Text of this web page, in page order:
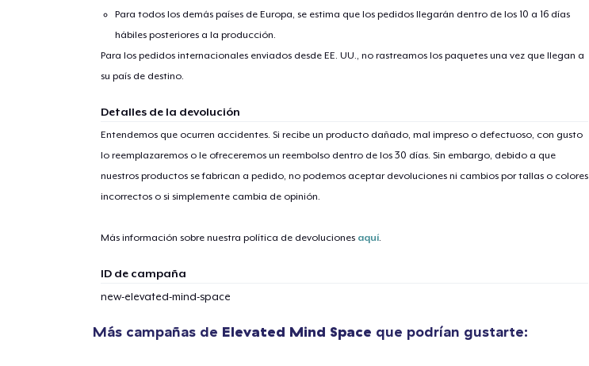
Para todos los demás países de Europa, se estima que los pedidos llegarán dentro de los 10 a 16 días
hábiles posteriores a la producción.
Para los pedidos internacionales enviados desde EE. UU., no rastreamos los paquetes una vez que llegan a
su país de destino.
Detalles de la devolución
Entendemos que ocurren accidentes. Si recibe un producto dañado, mal impreso o defectuoso, con gusto
lo reemplazaremos o le ofreceremos un reembolso dentro de los 30 días. Sin embargo, debido a que
nuestros productos se fabrican a pedido, no podemos aceptar devoluciones ni cambios por tallas o colores
incorrectos o si simplemente cambia de opinión.
Más información sobre nuestra política de devoluciones aquí.
ID de campaña
new-elevated-mind-space
Más campañas de Elevated Mind Space que podrían gustarte: